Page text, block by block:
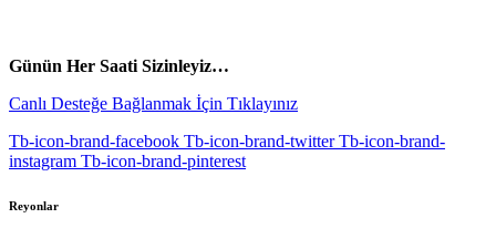
Günün Her Saati Sizinleyiz…
Canlı Desteğe Bağlanmak İçin Tıklayınız
Tb-icon-brand-facebook Tb-icon-brand-twitter Tb-icon-brand-
instagram Tb-icon-brand-pinterest
Reyonlar